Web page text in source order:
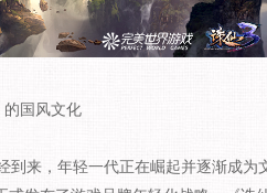
国风文化
来，年轻一代正在崛起并逐渐成为